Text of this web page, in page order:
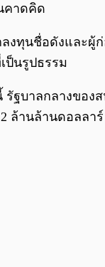
คาดคิด
งทุนชื่อดังและผู้
ป็นรูปธรรม
รัฐบาลกลางขอ
ล้านล้านดอลลา